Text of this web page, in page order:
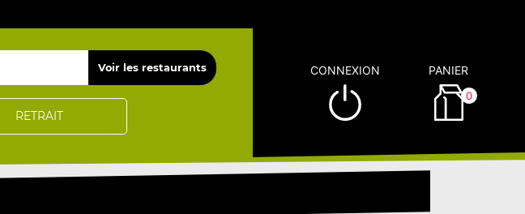
RETRAIT
CONNEXION PANIER
0